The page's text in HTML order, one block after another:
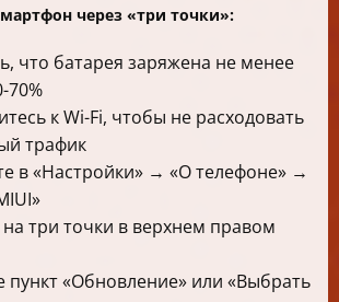
через «три точки»:
что батарея заряжена не менее
70%
к Wi-Fi, чтобы не расходовать
трафик
в «Настройки» → «О телефоне» →
три точки в верхнем правом
пункт «Обновление» или «Выбрать